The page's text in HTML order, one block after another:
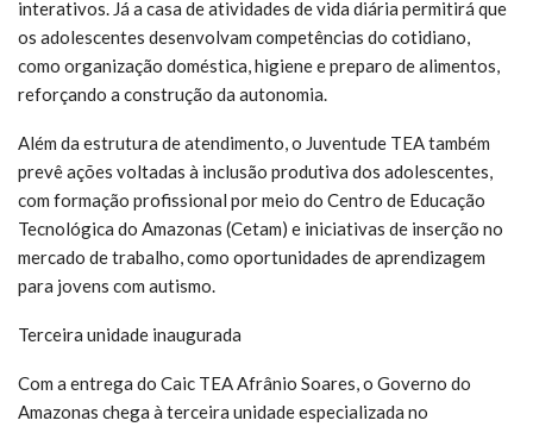
interativos. Já a casa de atividades de vida diária permitirá que
os adolescentes desenvolvam competências do cotidiano,
como organização doméstica, higiene e preparo de alimentos,
reforçando a construção da autonomia.
Além da estrutura de atendimento, o Juventude TEA também
prevê ações voltadas à inclusão produtiva dos adolescentes,
com formação profissional por meio do Centro de Educação
Tecnológica do Amazonas (Cetam) e iniciativas de inserção no
mercado de trabalho, como oportunidades de aprendizagem
para jovens com autismo.
Terceira unidade inaugurada
Com a entrega do Caic TEA Afrânio Soares, o Governo do
Amazonas chega à terceira unidade especializada no